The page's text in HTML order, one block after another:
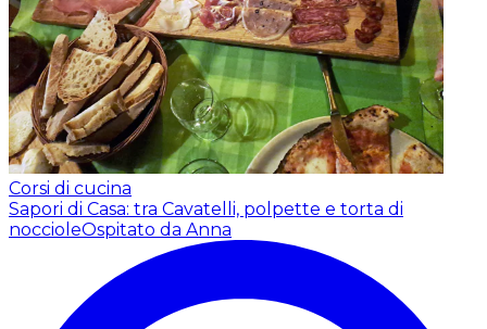
Corsi di cucina
Sapori di Casa: tra Cavatelli, polpette e torta di
noccioleOspitato da Anna